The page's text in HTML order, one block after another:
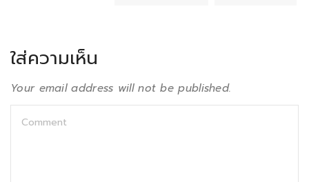
ใส่ความเห็น
Your email address will not be published.